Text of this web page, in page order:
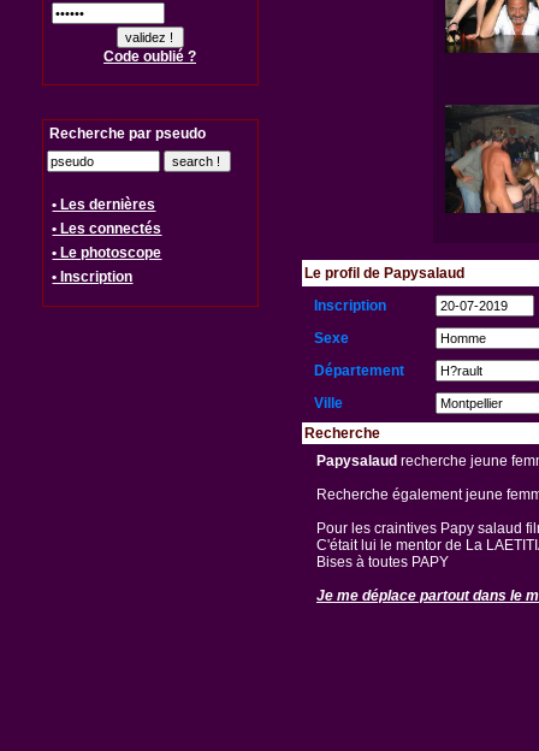
Code oublié ?
Recherche par pseudo
• Les dernières
• Les connectés
• Le photoscope
• Inscription
Le profil de Papysalaud
Inscription
Sexe
Département
Ville
Recherche
Papysalaud recherche jeune
Recherche également jeune
Pour les craintives Papy salaud
C'était lui le mentor de La
Bises à toutes PAPY
Je me déplace partout dans le